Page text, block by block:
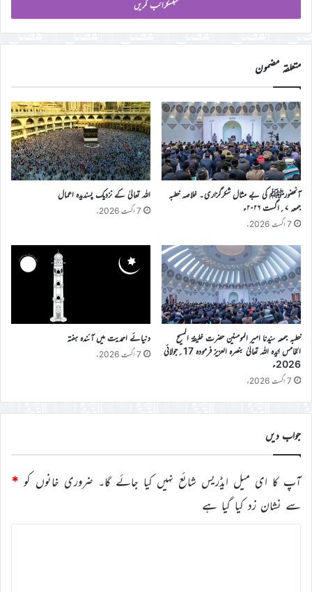
ڈی
درج
کریں
متعلقہ مضمون
آنحضورﷺ کی بے مثال شکرگزاری۔ خلاصہ خطبہ
جمعہ ۷؍اگست ۲۰۲۶ء
7 اگست 2026ء
اللہ تعالیٰ کے نزدیک پسندیدہ اعمال
7 اگست 2026ء
خطبہ جمعہ سیّدنا امیر المومنین حضرت خلیفۃ المسیح
الخامس ایّدہ اللہ تعالیٰ بنصرہ العزیز فرمودہ 17؍جولائی
2026ء
7 اگست 2026ء
دنیائے احمدیت میں آئندہ ہفتہ
7 اگست 2026ء
جواب دیں
آپ کا ای میل ایڈریس شائع نہیں کیا جائے گا۔ ضروری خانوں کو *
سے نشان زد کیا گیا ہے